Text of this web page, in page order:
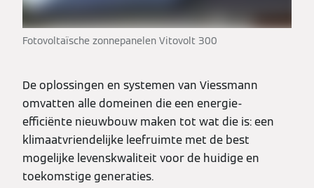
Fotovoltaïsche zonnepanelen Vitovolt 300
De oplossingen en systemen van Viessmann
omvatten alle domeinen die een energie-
efficiënte nieuwbouw maken tot wat die is: een
klimaatvriendelijke leefruimte met de best
mogelijke levenskwaliteit voor de huidige en
toekomstige generaties.